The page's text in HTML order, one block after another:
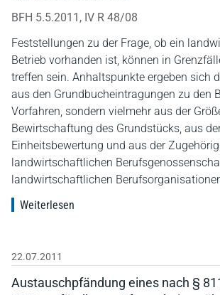
BFH 5.5.2011, IV R 48/08
Feststellungen zu der Frage, ob ein
Betrieb vorhanden ist, können in
treffen sein. Anhaltspunkte ergeben sich
aus den Grundbucheintragungen zu den
Vorfahren, sondern vielmehr aus der
Bewirtschaftung des Grundstücks, aus
Einheitsbewertung und aus der
landwirtschaftlichen
landwirtschaftlichen
Weiterlesen
22.07.2011
Austauschpfändung eines nach §